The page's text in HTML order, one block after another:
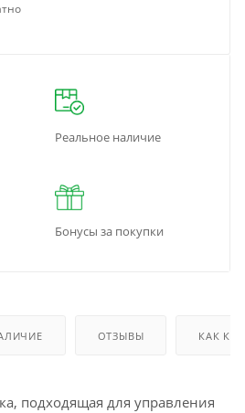
Реальное наличие
Бонусы за покупки
ОТЗЫВЫ КАК
подходящая для управления